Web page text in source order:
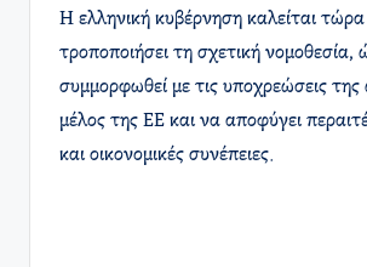
Η ελληνική κυβέρνηση καλείται
τροποποιήσει τη σχετική νομοθεσία,
συμμορφωθεί με τις υποχρεώσεις
μέλος της ΕΕ και να αποφύγει
και οικονομικές συνέπειες.